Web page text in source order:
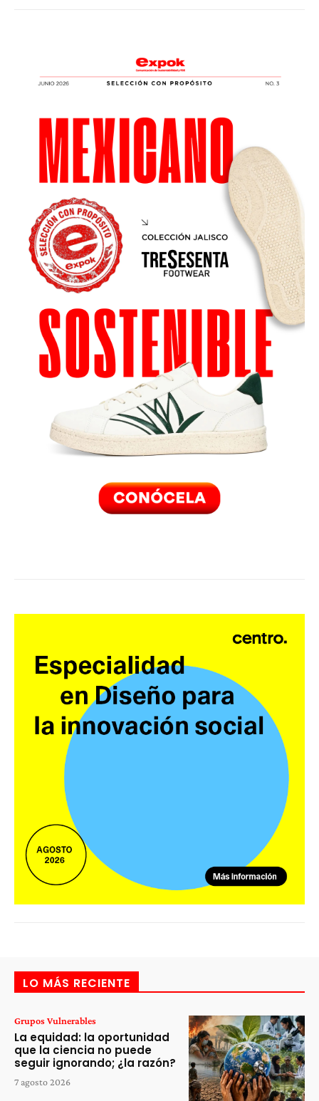
LO MÁS RECIENTE
Grupos Vulnerables
La equidad: la oportunidad
que la ciencia no puede
seguir ignorando; ¿la razón?
7 agosto 2026